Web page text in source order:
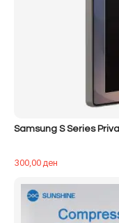
Samsung S Series
300,00ден